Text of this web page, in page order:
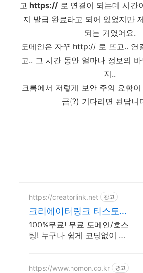
고 https://로 연결이 되는데 시간
지 발급 완료라고 되어 있었지만
되는 거였어요.
도메인은 자꾸 http:// 로 뜨고.. 연
고.. 그 시간 동안 얼마나 정보의
지..
크롬에서 저렇게 보안 주의 요함
금(?) 기다리면 된답니
https://creatorlink.net 광고
크리에이터링크 티스토리
도메인 블럭 쌓기로 만드
는 홈페이지
100%무료! 무료 도메인/호스
팅! 누구나 쉽게 코딩없이 직
이지, 스타트업, 공기업도 크
https://www.homon.co.kr 광고